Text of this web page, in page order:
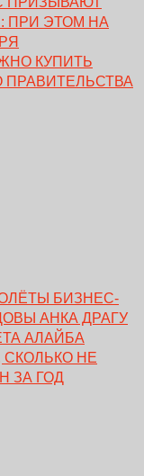
ПРИ ЭТОМ НА
КУПИТЬ
ПРАВИТЕЛЬСТВА
БИЗНЕС-
АНКА ДРАГУ
АЛАЙБА
СКОЛЬКО НЕ
ЗА ГОД